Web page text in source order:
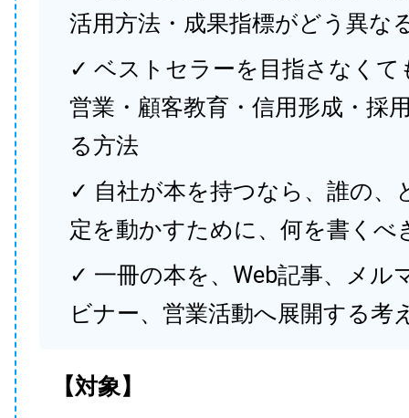
活用方法・成果指標がどう異な
✓ ベストセラーを目指さなくて
営業・顧客教育・信用形成・採
る方法
✓ 自社が本を持つなら、誰の、
定を動かすために、何を書くべ
✓ 一冊の本を、Web記事、メル
ビナー、営業活動へ展開する考
【対象】